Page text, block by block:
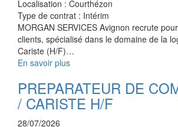
Localisation : Courthézon
Type de contrat : Intérim
MORGAN SERVICES Avignon recrute
clients, spécialisé dans le domaine de la
Cariste (H/F)…
En savoir plus
PREPARATEUR DE
/ CARISTE H/F
28/07/2026